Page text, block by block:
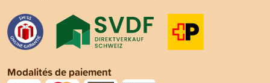
Modalités de paiement